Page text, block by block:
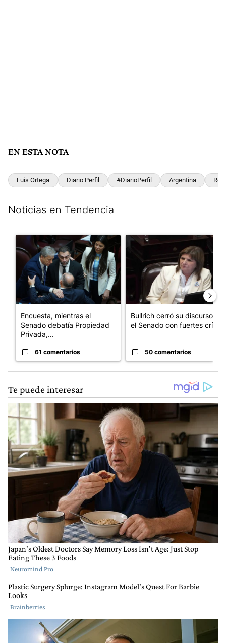
EN ESTA NOTA
Luis Ortega Diario Perfil #DiarioPerfil Argentina
Noticias en Tendencia
Un artículo de tendencia con el título "Encuesta, mientras el
Encuesta, mientras el
Senado debatía Propiedad
Privada,...
61 comentarios
Un artículo de tendencia
Bullrich cerró su discurso en
el Senado con fuertes crí...
50 comentarios